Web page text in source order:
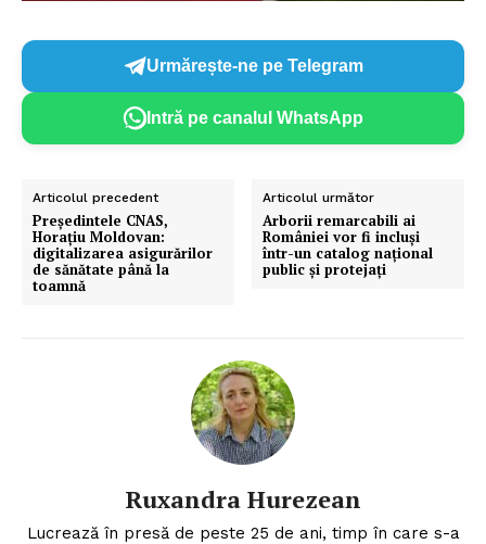
Urmărește-ne pe Telegram
Intră pe canalul WhatsApp
Articolul precedent
Președintele CNAS,
Horațiu Moldovan:
digitalizarea asigurărilor
de sănătate până la
toamnă
Articolul următor
Arborii remarcabili ai
României vor fi incluși
într-un catalog național
public și protejați
Ruxandra Hurezean
Lucrează în presă de peste 25 de ani, timp în care s-a